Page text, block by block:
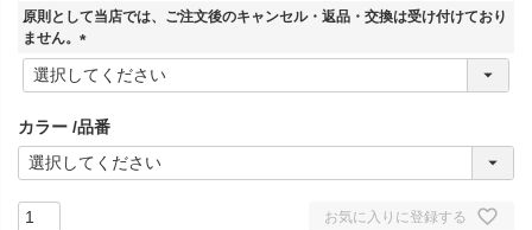
須
原則として当店では、ご注文後のキャンセル・返品・交換は受け付けており
ません。
(
必
)
カラー 品番
お気に入りに登録する